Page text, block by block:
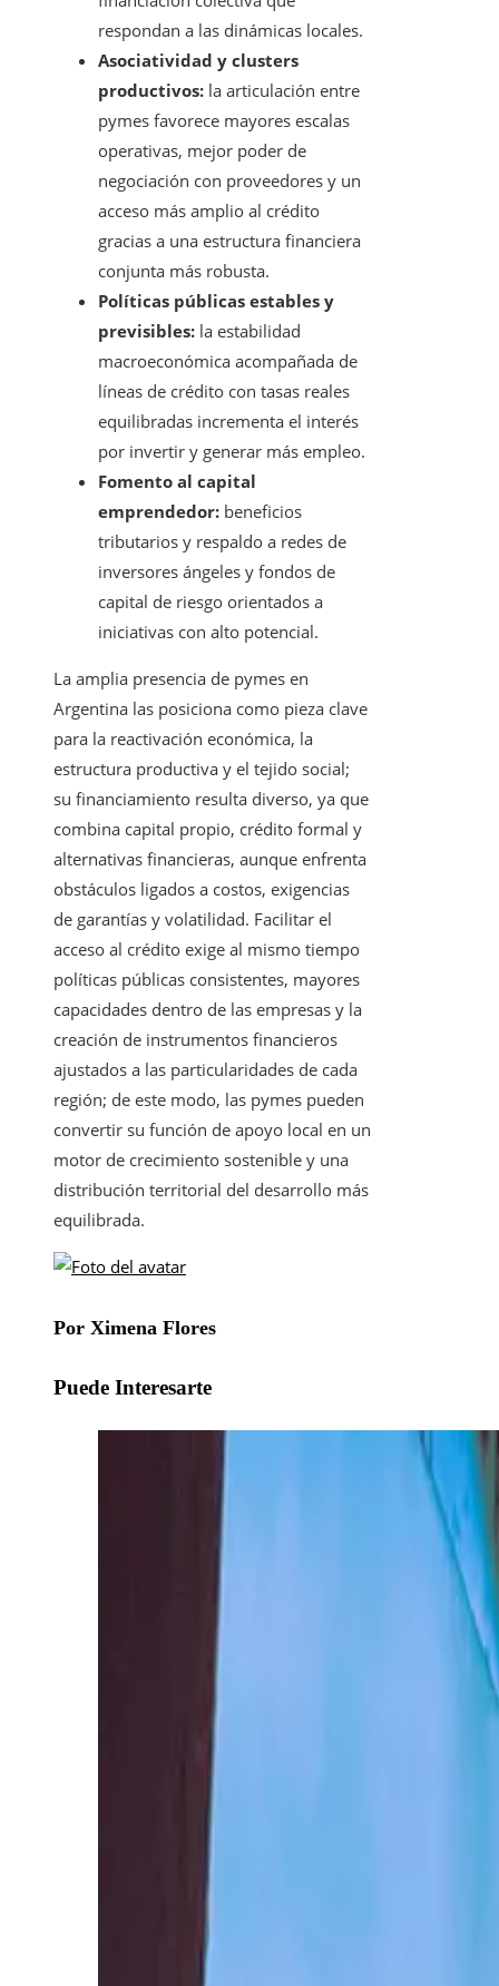
respondan a las dinámicas locales.
Asociatividad y clusters
productivos: la articulación entre
pymes favorece mayores escalas
operativas, mejor poder de
negociación con proveedores y un
acceso más amplio al crédito
gracias a una estructura financiera
conjunta más robusta.
Políticas públicas estables y
previsibles: la estabilidad
macroeconómica acompañada de
líneas de crédito con tasas reales
equilibradas incrementa el interés
por invertir y generar más empleo.
Fomento al capital
emprendedor: beneficios
tributarios y respaldo a redes de
inversores ángeles y fondos de
capital de riesgo orientados a
iniciativas con alto potencial.
La amplia presencia de pymes en
Argentina las posiciona como pieza clave
para la reactivación económica, la
estructura productiva y el tejido social;
su financiamiento resulta diverso, ya que
combina capital propio, crédito formal y
alternativas financieras, aunque enfrenta
obstáculos ligados a costos, exigencias
de garantías y volatilidad. Facilitar el
acceso al crédito exige al mismo tiempo
políticas públicas consistentes, mayores
capacidades dentro de las empresas y la
creación de instrumentos financieros
ajustados a las particularidades de cada
región; de este modo, las pymes pueden
convertir su función de apoyo local en un
motor de crecimiento sostenible y una
distribución territorial del desarrollo más
equilibrada.
Por Ximena Flores
Puede Interesarte